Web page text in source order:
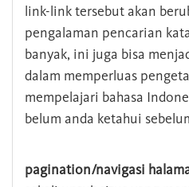
link-link tersebut akan
pengalaman pencarian
banyak, ini juga bisa
dalam memperluas
mempelajari bahasa
belum anda ketahui
pagination/navigasi